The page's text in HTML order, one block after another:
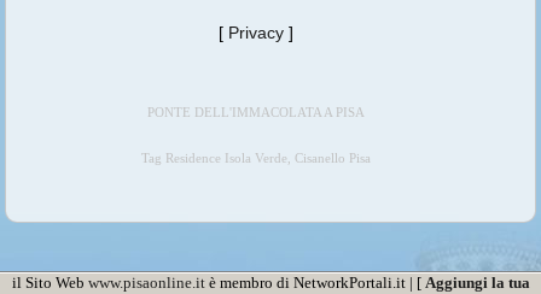
[ Privacy ]
PONTE DELL'IMMACOLATA A PISA
Tag Residence Isola Verde, Cisanello Pisa
il Sito Web www.pisaonline.itè membro di NetworkPortali.it | [ Aggiungi la tua